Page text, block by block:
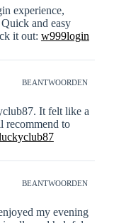
experience,
and easy
it out: w999login
BEANTWOORDEN
It felt like a
recommend to
BEANTWOORDEN
my evening